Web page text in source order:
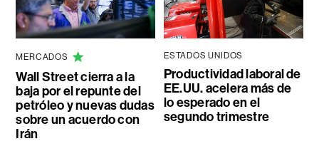
MERCADOS
Wall Street cierra a la
baja por el repunte del
petróleo y nuevas dudas
sobre un acuerdo con
Irán
ESTADOS UNIDOS
Productividad laboral de
EE.UU. acelera más de
lo esperado en el
segundo trimestre